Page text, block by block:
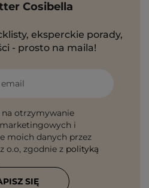
Cosibella
eksperckie porady,
- prosto na maila!
na otrzymywanie
i
moich danych przez
o.o, zgodnie z polityką
SIĘ